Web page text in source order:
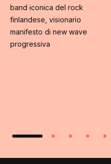
band iconica del rock
finlandese, visionario
manifesto di new wave
progressiva